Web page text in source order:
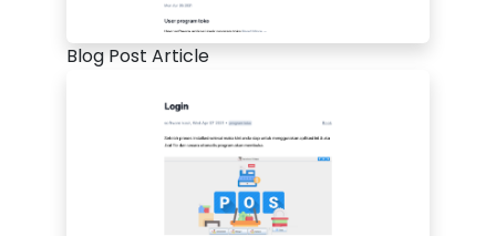
Blog Post Article